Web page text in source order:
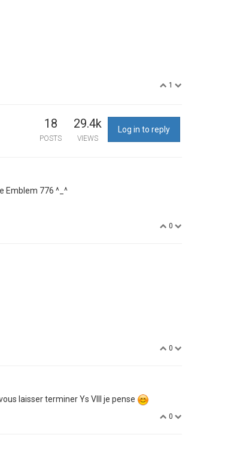
1
18
POSTS
29.4k
VIEWS
Log in to reply
Emblem 776 ^_^
0
0
laisser terminer Ys VIII je pense
0